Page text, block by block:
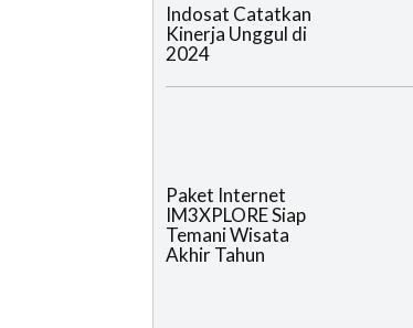
Indosat Catatkan
Kinerja Unggul di
2024
Paket Internet
IM3XPLORE Siap
Temani Wisata
Akhir Tahun